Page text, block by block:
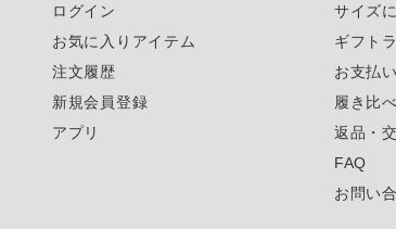
ログイン
お気に入りアイテム
注文履歴
新規会員登録
アプリ
サイズ
ギフト
お支払
履き比べ
返品・
FAQ
お問い